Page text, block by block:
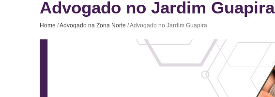
Advogado no Jardim Guapira
Home /Advogado na Zona Norte / Advogado no Jardim Guapira